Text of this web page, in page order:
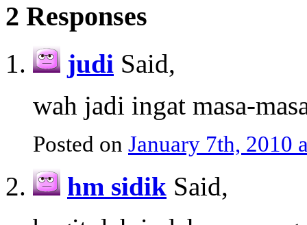
2 Responses
judi Said,
wah jadi ingat masa-
Posted on January 7th, 2010
hm sidik Said,